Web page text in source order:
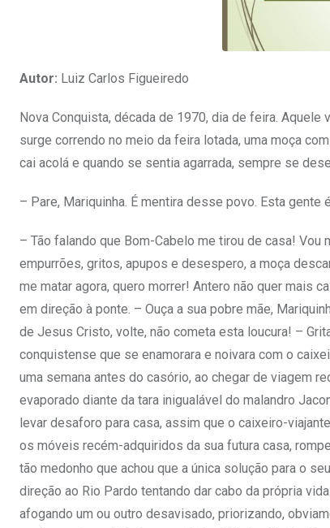
Autor: Luiz Carlos Figueiredo
Nova Conquista, década de 1970, dia de feira.
surge correndo no meio da feira lotada, uma moça
cai acolá e quando se sentia agarrada, sempre se
– Pare, Mariquinha. É mentira desse povo. Esta gente
– Tão falando que Bom-Cabelo me tirou de casa!
empurrões, gritos, apupos e desespero, a moça
me matar agora, quero morrer! Antero não quer mais
em direção à ponte. – Ouça a sua pobre mãe,
de Jesus Cristo, volte, não cometa esta loucura! –
conquistense que se enamorara e noivara com o
uma semana antes do casório, ao chegar de viagem
evaporado diante da tara inigualável do malandro
levar desaforo para casa, assim que o caixeiro-
os móveis recém-adquiridos da sua futura casa,
tão medonho que achou que a única solução para o
direção ao Rio Pardo tentando dar cabo da própria
afogando um ou outro desavisado, priorizando,